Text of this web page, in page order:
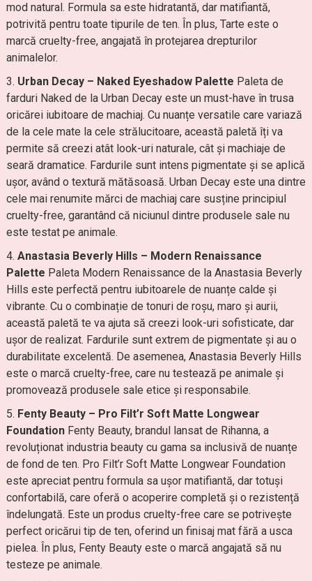
mod natural. Formula sa este hidratantă, dar matifiantă,
potrivită pentru toate tipurile de ten. În plus, Tarte este o
marcă cruelty-free, angajată în protejarea drepturilor
animalelor.
Urban Decay – Naked Eyeshadow Palette Paleta de
farduri Naked de la Urban Decay este un must-have în trusa
oricărei iubitoare de machiaj. Cu nuanțe versatile care variază
de la cele mate la cele strălucitoare, această paletă îți va
permite să creezi atât look-uri naturale, cât și machiaje de
seară dramatice. Fardurile sunt intens pigmentate și se aplică
ușor, având o textură mătăsoasă. Urban Decay este una dintre
cele mai renumite mărci de machiaj care susține principiul
cruelty-free, garantând că niciunul dintre produsele sale nu
este testat pe animale.
Anastasia Beverly Hills – Modern Renaissance
Palette Paleta Modern Renaissance de la Anastasia Beverly
Hills este perfectă pentru iubitoarele de nuanțe calde și
vibrante. Cu o combinație de tonuri de roșu, maro și aurii,
această paletă te va ajuta să creezi look-uri sofisticate, dar
ușor de realizat. Fardurile sunt extrem de pigmentate și au o
durabilitate excelentă. De asemenea, Anastasia Beverly Hills
este o marcă cruelty-free, care nu testează pe animale și
promovează produsele sale etice și responsabile.
Fenty Beauty – Pro Filt’r Soft Matte Longwear
FoundationFenty Beauty, brandul lansat de Rihanna, a
revoluționat industria beauty cu gama sa inclusivă de nuanțe
de fond de ten. Pro Filt’r Soft Matte Longwear Foundation
este apreciat pentru formula sa ușor matifiantă, dar totuși
confortabilă, care oferă o acoperire completă și o rezistență
îndelungată. Este un produs cruelty-free care se potrivește
perfect oricărui tip de ten, oferind un finisaj mat fără a usca
pielea. În plus, Fenty Beauty este o marcă angajată să nu
testeze pe animale.